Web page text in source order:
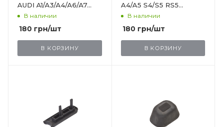
AUDI A1/A3/A4/A6/A7
S3/S4/S6 Q3/Q7
5NA943021
В наличии
180 грн/шт
В КОРЗИНУ
A4/A5 S4/S5 RS5
8W58641354PK
В наличии
180грн/шт
В КОРЗИНУ